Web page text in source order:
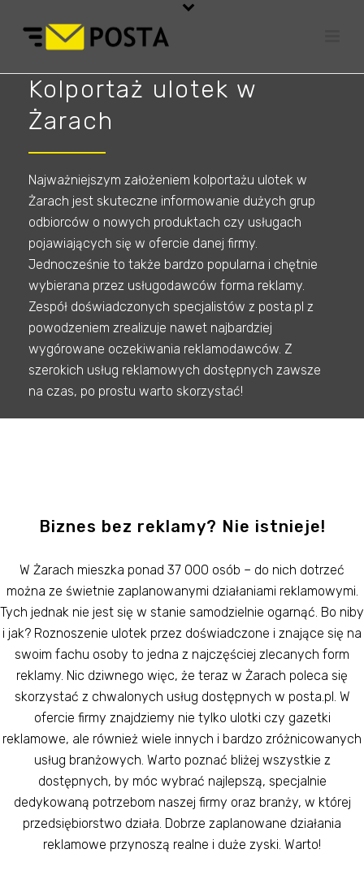
Kolportaż ulotek w
Żarach
Najważniejszym założeniem kolportażu ulotek w
Żarach jest skuteczne informowanie dużych grup
odbiorców o nowych produktach czy usługach
pojawiających się w ofercie danej firmy.
Jednocześnie to także bardzo popularna i chętnie
wybierana przez usługodawców forma reklamy.
Zespół doświadczonych specjalistów z posta.pl z
powodzeniem zrealizuje nawet najbardziej
wygórowane oczekiwania reklamodawców. Z
szerokich usług reklamowych dostępnych zawsze
na czas, po prostu warto skorzystać!
Biznes bez reklamy? Nie istnieje!
W Żarach mieszka ponad 37 000 osób – do nich dotrzeć
można ze świetnie zaplanowanymi działaniami reklamowymi.
Tych jednak nie jest się w stanie samodzielnie ogarnąć. Bo niby
i jak? Roznoszenie ulotek przez doświadczone i znające się na
swoim fachu osoby to jedna z najczęściej zlecanych form
reklamy. Nic dziwnego więc, że teraz w Żarach poleca się
skorzystać z chwalonych usług dostępnych w posta.pl. W
ofercie firmy znajdziemy nie tylko ulotki czy gazetki
reklamowe, ale również wiele innych i bardzo zróżnicowanych
usług branżowych. Warto poznać bliżej wszystkie z
dostępnych, by móc wybrać najlepszą, specjalnie
dedykowaną potrzebom naszej firmy oraz branży, w której
przedsiębiorstwo działa. Dobrze zaplanowane działania
reklamowe przynoszą realne i duże zyski. Warto!